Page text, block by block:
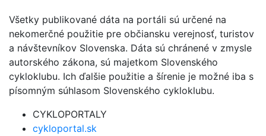
Všetky publikované dáta na portáli sú určené na
nekomerčné použitie pre občiansku verejnosť, turistov
a návštevníkov Slovenska. Dáta sú chránené v zmysle
autorského zákona, sú majetkom Slovenského
cykloklubu. Ich ďalšie použitie a šírenie je možné iba s
písomným súhlasom Slovenského cykloklubu.
CYKLOPORTALY
cykloportal.sk